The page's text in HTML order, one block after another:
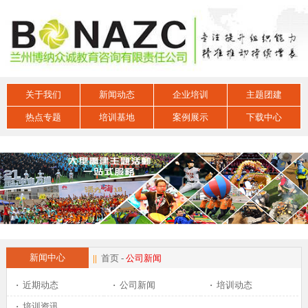
关于我们 新闻动态 企业培训 主题团建
热点专题 培训基地 案例展示 下载中心
新闻中心 || 首页- 公司新闻
· 近期动态 · 公司新闻 · 培训动态